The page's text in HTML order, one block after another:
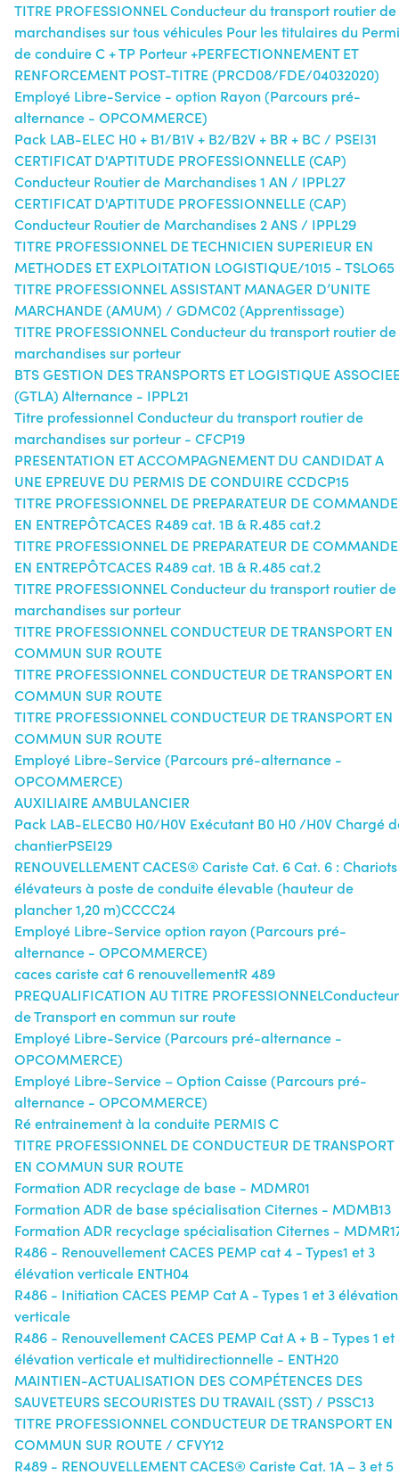
TITRE PROFESSIONNEL Conducteur du transport routier de
marchandises sur tous véhicules Pour les titulaires du
de conduire C + TP Porteur +PERFECTIONNEMENT ET
RENFORCEMENT POST-TITRE (PRCD08/FDE/04032020)
Employé Libre-Service - option Rayon (Parcours pré-
alternance - OPCOMMERCE)
Pack LAB-ELEC H0 + B1/B1V + B2/B2V + BR + BC / PSEI31
CERTIFICAT D'APTITUDE PROFESSIONNELLE (CAP)
Conducteur Routier de Marchandises 1 AN / IPPL27
CERTIFICAT D'APTITUDE PROFESSIONNELLE (CAP)
Conducteur Routier de Marchandises 2 ANS / IPPL29
TITRE PROFESSIONNEL DE TECHNICIEN SUPERIEUR EN
METHODES ET EXPLOITATION LOGISTIQUE/1015 - TSLO65
TITRE PROFESSIONNEL ASSISTANT MANAGER D’UNITE
MARCHANDE (AMUM) / GDMC02 (Apprentissage)
TITRE PROFESSIONNEL Conducteur du transport routier de
marchandises sur porteur
BTS GESTION DES TRANSPORTS ET LOGISTIQUE
(GTLA) Alternance - IPPL21
Titre professionnel Conducteur du transport routier de
marchandises sur porteur - CFCP19
PRESENTATION ET ACCOMPAGNEMENT DU CANDIDAT A
UNE EPREUVE DU PERMIS DE CONDUIRE CCDCP15
TITRE PROFESSIONNEL DE PREPARATEUR DE
EN ENTREPÔTCACES R489 cat. 1B & R.485 cat.2
TITRE PROFESSIONNEL DE PREPARATEUR DE
EN ENTREPÔTCACES R489 cat. 1B & R.485 cat.2
TITRE PROFESSIONNEL Conducteur du transport routier de
marchandises sur porteur
TITRE PROFESSIONNEL CONDUCTEUR DE TRANSPORT EN
COMMUN SUR ROUTE
TITRE PROFESSIONNEL CONDUCTEUR DE TRANSPORT EN
COMMUN SUR ROUTE
TITRE PROFESSIONNEL CONDUCTEUR DE TRANSPORT EN
COMMUN SUR ROUTE
Employé Libre-Service (Parcours pré-alternance -
OPCOMMERCE)
AUXILIAIRE AMBULANCIER
Pack LAB-ELECB0 H0/H0V Exécutant B0 H0 /H0V Chargé
chantierPSEI29
RENOUVELLEMENT CACES® Cariste Cat. 6 Cat. 6 : Chariots
élévateurs à poste de conduite élevable (hauteur de
plancher 1,20 m)CCCC24
Employé Libre-Service option rayon (Parcours pré-
alternance - OPCOMMERCE)
caces cariste cat 6 renouvellementR 489
PREQUALIFICATION AU TITRE PROFESSIONNELConducteur
de Transport en commun sur route
Employé Libre-Service (Parcours pré-alternance -
OPCOMMERCE)
Employé Libre-Service – Option Caisse (Parcours pré-
alternance - OPCOMMERCE)
Ré entrainement à la conduite PERMIS C
TITRE PROFESSIONNEL DE CONDUCTEUR DE TRANSPORT
EN COMMUN SUR ROUTE
Formation ADR recyclage de base - MDMR01
Formation ADR de base spécialisation Citernes - MDMB13
Formation ADR recyclage spécialisation Citernes -
R486 - Renouvellement CACES PEMP cat 4 - Types1 et 3
élévation verticale ENTH04
R486 - Initiation CACES PEMP Cat A - Types 1 et 3 élévation
verticale
R486 - Renouvellement CACES PEMP Cat A + B - Types 1 et
élévation verticale et multidirectionnelle - ENTH20
MAINTIEN-ACTUALISATION DES COMPÉTENCES DES
SAUVETEURS SECOURISTES DU TRAVAIL (SST) / PSSC13
TITRE PROFESSIONNEL CONDUCTEUR DE TRANSPORT EN
COMMUN SUR ROUTE / CFVY12
R489 - RENOUVELLEMENT CACES® Cariste Cat. 1A – 3 et 5